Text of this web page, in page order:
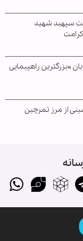
سپهبد شهید
»بزرگترین راهپیمایی
از مرز تمرچین